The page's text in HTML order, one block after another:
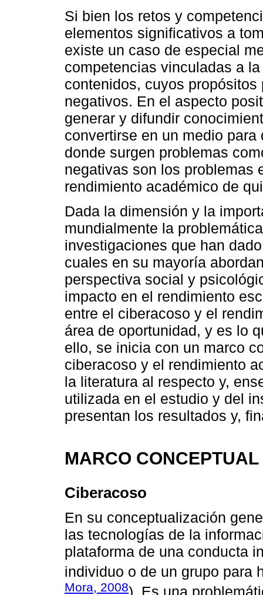
Si bien los retos y
elementos significativos a
existe un caso de especial
competencias vinculadas a
contenidos, cuyos
negativos. En el aspecto
generar y difundir
convertirse en un medio
donde surgen problemas
negativas son los problemas
rendimiento académico de
Dada la dimensión y la
mundialmente la
investigaciones que han
cuales en su mayoría
perspectiva social y
impacto en el rendimiento
entre el ciberacoso y el
área de oportunidad, y es lo
ello, se inicia con un marco
ciberacoso y el rendimiento
la literatura al respecto y,
utilizada en el estudio y del
presentan los resultados y,
MARCO CONCEPTUAL
Ciberacoso
En su conceptualización
las tecnologías de la
plataforma de una conducta
individuo o de un grupo para
Mora, 2008